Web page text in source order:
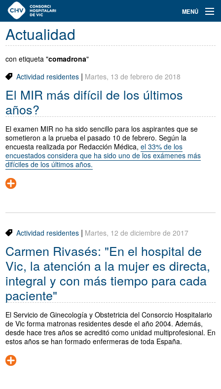
Navegación
principal
MENÚ
Actualidad
Conoce el Consorci
Especialidades
Oferta de plazas
Contacto
Buscador
Segueix-nos:
Actualidad
con etiqueta "comadrona"
Actividad residentes| Martes, 13 de febrero de 2018
El MIR más difícil de los últimos
años?
El examen MIR no ha sido sencillo para los aspirantes que se
sometieron a la prueba el pasado 10 de febrero. Según la
encuesta realizada por Redacción Médica, el 33% de los
encuestados considera que ha sido uno de los exámenes más
difíciles de los últimos años.
Actividad residentes| Martes, 12 de diciembre de 2017
Carmen Rivasés: "En el hospital de
Vic, la atención a la mujer es directa,
integral y con más tiempo para cada
paciente"
El Servicio de Ginecología y Obstetricia del Consorcio Hospitalario
de Vic forma matronas residentes desde el año 2004. Además,
desde hace tres años se acreditó como unidad multiprofesional. En
estos años se han formado enfermeras de toda España.